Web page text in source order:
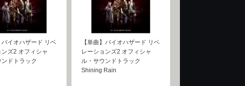
バイオハザード リベ
ンズ2 オフィシャ
ンドトラック
【単曲】バイオハザード リベ
レーションズ2 オフィシャ
ル・サウンドトラック
Shining Rain